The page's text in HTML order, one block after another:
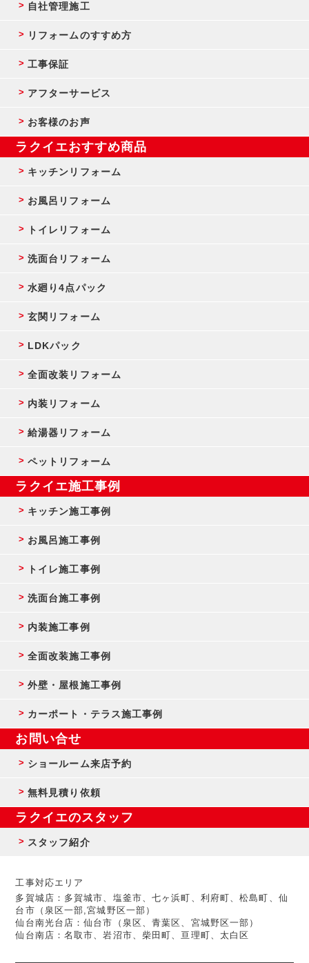
自社管理施工
リフォームのすすめ方
工事保証
アフターサービス
お客様のお声
ラクイエおすすめ商品
キッチンリフォーム
お風呂リフォーム
トイレリフォーム
洗面台リフォーム
水廻り4点パック
玄関リフォーム
LDKパック
全面改装リフォーム
内装リフォーム
給湯器リフォーム
ペットリフォーム
ラクイエ施工事例
キッチン施工事例
お風呂施工事例
トイレ施工事例
洗面台施工事例
内装施工事例
全面改装施工事例
外壁・屋根施工事例
カーポート・テラス施工事例
お問い合せ
ショールーム来店予約
無料見積り依頼
ラクイエのスタッフ
スタッフ紹介
工事対応エリア
多賀城店：多賀城市、塩釜市、七ヶ浜町、利府町、松島町、仙
台市（泉区一部,宮城野区一部）
仙台南光台店：仙台市（泉区、青葉区、宮城野区一部）
仙台南店：名取市、岩沼市、柴田町、亘理町、太白区